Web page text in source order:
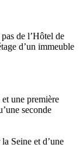
de l’Hôtel de
d’un immeuble
et une première
seconde
Seine et d’une